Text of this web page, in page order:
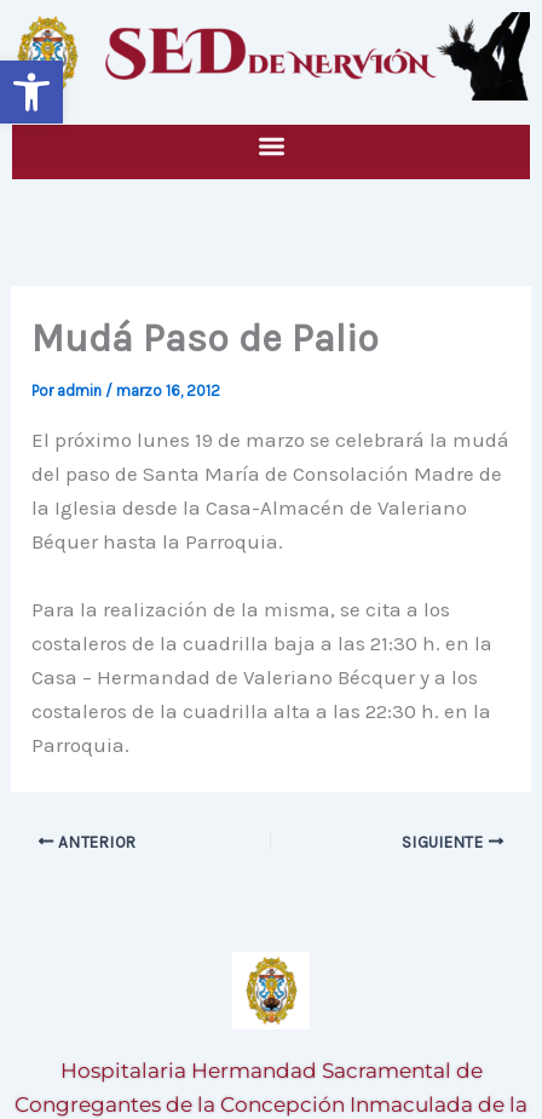
Abrir barra de herramientas
contenido
Mudá Paso de Palio
Por admin /marzo 16, 2012
El próximo lunes 19 de marzo se celebrará la mudá
del paso de Santa María de Consolación Madre de
la Iglesia desde la Casa-Almacén de Valeriano
Béquer hasta la Parroquia.
Para la realización de la misma, se cita a los
costaleros de la cuadrilla baja a las 21:30 h. en la
Casa – Hermandad de Valeriano Bécquer y a los
costaleros de la cuadrilla alta a las 22:30 h. en la
Parroquia.
ANTERIOR SIGUIENTE
Hospitalaria Hermandad Sacramental de
Congregantes de la Concepción Inmaculada de la